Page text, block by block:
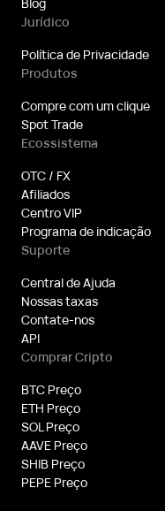
Jurídico
Política de Privacidade
Produtos
Compre com um clique
Spot Trade
Ecossistema
OTC / FX
Afiliados
Centro VIP
Programa de indicação
Suporte
Central de Ajuda
Nossas taxas
Contate-nos
API
Comprar Cripto
BTC Preço
ETH Preço
SOL Preço
AAVE Preço
SHIB Preço
PEPE Preço